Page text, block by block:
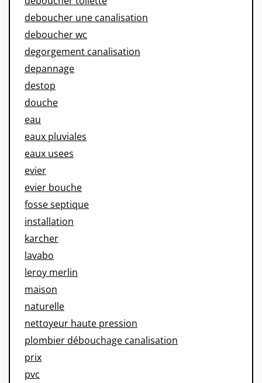
deboucher une canalisation
deboucher wc
degorgement canalisation
depannage
destop
douche
eau
eaux pluviales
eaux usees
evier
evier bouche
fosse septique
installation
karcher
lavabo
leroy merlin
maison
naturelle
nettoyeur haute pression
plombier débouchage canalisation
prix
pvc